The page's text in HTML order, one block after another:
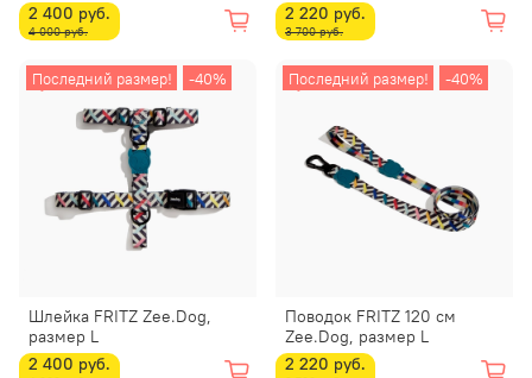
2 400 руб.
4 000 руб.
2 220 руб.
3 700 руб.
Последний размер! -40%
Шлейка FRITZ Zee.Dog,
размер L
2 400 руб.
Последний размер! -40%
Поводок FRITZ 120 см
Zee.Dog, размер L
2 220 руб.